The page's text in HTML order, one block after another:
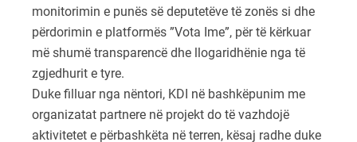
monitorimin e punës së deputetëve të zonës si dhe
përdorimin e platformës ”Vota Ime”, për të kërkuar
më shumë transparencë dhe llogaridhënie nga të
zgjedhurit e tyre.
Duke filluar nga nëntori, KDI në bashkëpunim me
organizatat partnere në projekt do të vazhdojë
aktivitetet e përbashkëta në terren, kësaj radhe duke